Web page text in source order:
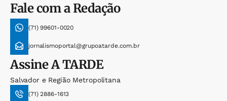
Fale com a Redação
(71) 99601-0020
jornalismoportal@grupoatarde.com.br
AssineA TARDE
Salvador e Região Metropolitana
(71) 2886-1613